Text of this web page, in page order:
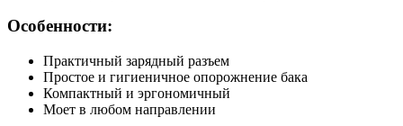
Особенности:
Практичный зарядный разъем
Простое и гигиеничное опорожнение бака
Компактный и эргономичный
Моет в любом направлении